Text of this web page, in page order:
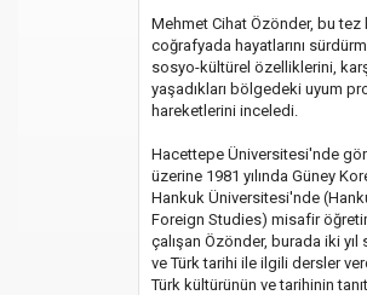
Mehmet Cihat Özönder, bu
coğrafyada hayatlarını
sosyo-kültürel özelliklerini,
yaşadıkları bölgedeki uyum
hareketlerini inceledi.
Hacettepe Üniversitesi'nde
üzerine 1981 yılında Güney
Hankuk Üniversitesi'nde
Foreign Studies) misafir
çalışan Özönder, burada iki yıl
ve Türk tarihi ile ilgili dersler
Türk kültürünün ve tarihinin